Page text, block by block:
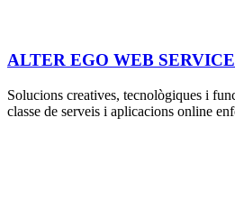
ALTER EGO WEB
Solucions creatives, tecnològiques i
classe de serveis i aplicacions online